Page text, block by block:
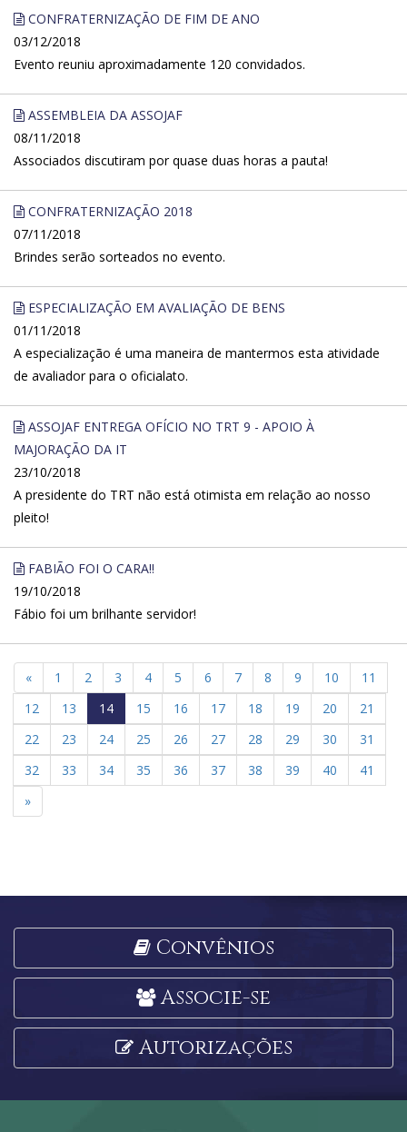
CONFRATERNIZAÇÃO DE FIM DE ANO
03/12/2018
Evento reuniu aproximadamente 120 convidados.
ASSEMBLEIA DA ASSOJAF
08/11/2018
Associados discutiram por quase duas horas a pauta!
CONFRATERNIZAÇÃO 2018
07/11/2018
Brindes serão sorteados no evento.
ESPECIALIZAÇÃO EM AVALIAÇÃO DE BENS
01/11/2018
A especialização é uma maneira de mantermos esta atividade
de avaliador para o oficialato.
ASSOJAF ENTREGA OFÍCIO NO TRT 9 - APOIO À
MAJORAÇÃO DA IT
23/10/2018
A presidente do TRT não está otimista em relação ao nosso
pleito!
FABIÃO FOI O CARA!!
19/10/2018
Fábio foi um brilhante servidor!
« 1 2 3 4 5 6 7 8 9 10
11
12
13 14 15 16 17 18 19 20
21
22
23 24 25 26 27 28 29 30
31
32
33 34 35 36 37 38 39 40
41
»
Convênios
Associe-se
Autorizações